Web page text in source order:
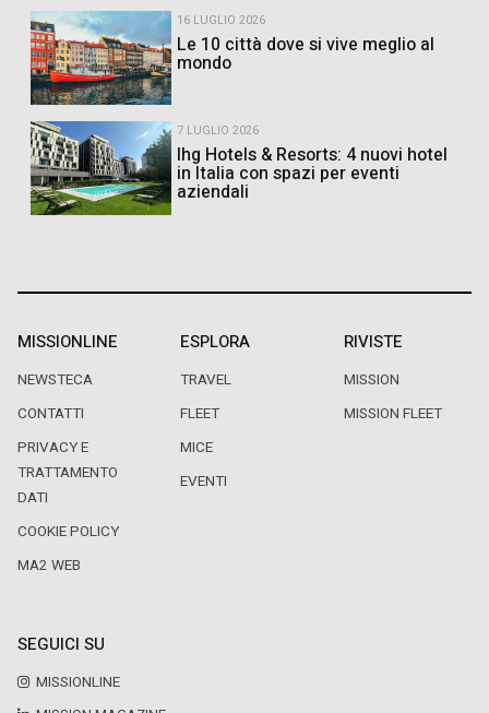
16 LUGLIO 2026
Le 10 città dove si vive meglio al
mondo
7 LUGLIO 2026
Ihg Hotels & Resorts: 4 nuovi hotel
in Italia con spazi per eventi
aziendali
MISSIONLINE
NEWSTECA
CONTATTI
PRIVACY E
TRATTAMENTO
DATI
COOKIE POLICY
MA2 WEB
ESPLORA
TRAVEL
FLEET
MICE
EVENTI
RIVISTE
MISSION
MISSION FLEET
SEGUICI SU
MISSIONLINE